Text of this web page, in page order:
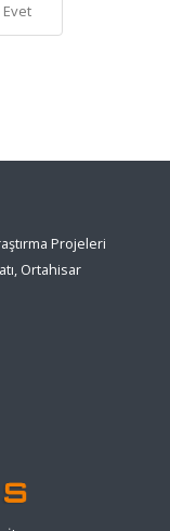
Evet
Projeleri
Ortahisar